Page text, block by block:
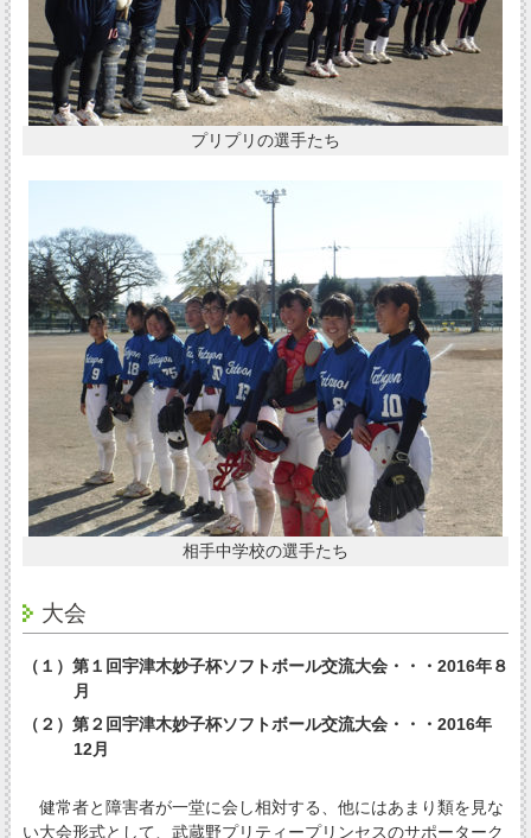
プリプリの選手たち
相手中学校の選手たち
大会
（１）第１回宇津木妙子杯ソフトボール交流大会・・・2016年８
月
（２）第２回宇津木妙子杯ソフトボール交流大会・・・2016年
12月
健常者と障害者が一堂に会し相対する、他にはあまり類を見な
い大会形式として、武蔵野プリティープリンセスのサポーターク